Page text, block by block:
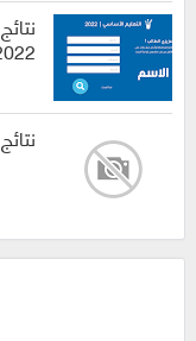
2022 ( نتائج التاسع
نتائج